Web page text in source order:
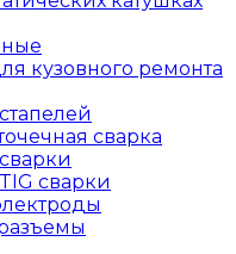
кузовного ремонта
сварка
сварки